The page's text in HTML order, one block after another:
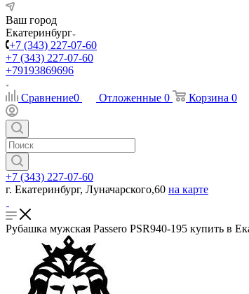
Ваш город
Екатеринбург
+7 (343) 227-07-60
+7 (343) 227-07-60
+79193869696
Сравнение0 Отложенные 0 Корзина 0
+7 (343) 227-07-60
г. Екатеринбург, Луначарского,60 на карте
Рубашка мужская Passero PSR940-195 купить в